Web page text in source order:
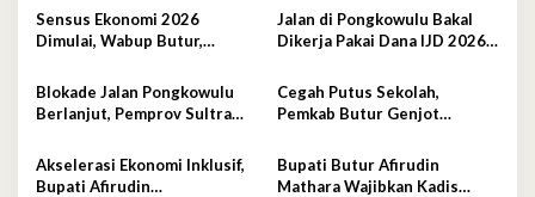
Motor
Sensus Ekonomi 2026
Dimulai, Wabup Butur,
Simbolis
Jalan di Pongkowulu Bakal
Dikerja Pakai Dana IJD 2026,
Blokade Jalan Pongkowulu
Berlanjut, Pemprov Sultra
Usulkan Penanganan
Permanen
Cegah Putus Sekolah,
Pemkab Butur Genjot
Akselerasi Ekonomi Inklusif,
Bupati Afirudin
Bupati Butur Afirudin
Mathara Wajibkan Kadis